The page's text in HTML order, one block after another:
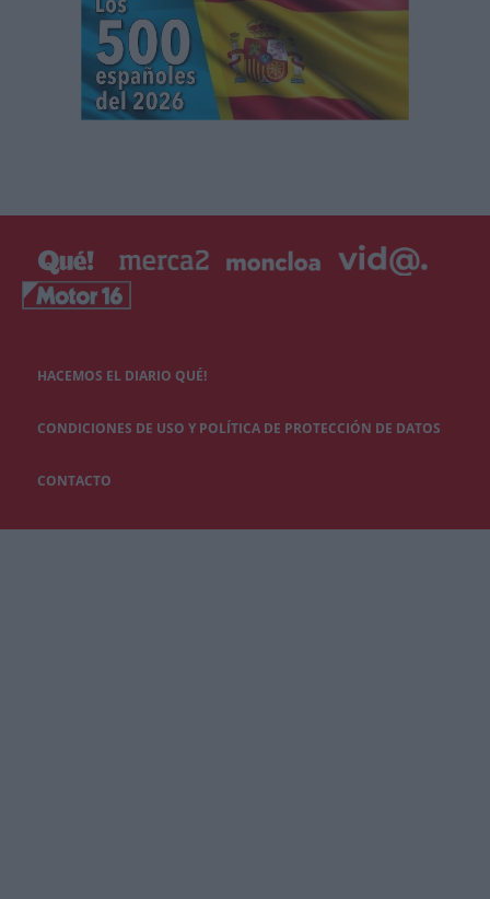
HACEMOS EL DIARIO QUÉ!
CONDICIONES DE USO Y POLÍTICA DE PROTECCIÓN DE DATOS
CONTACTO